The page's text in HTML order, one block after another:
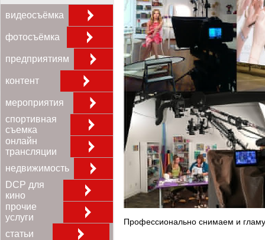
видеосъёмка
фотосъёмка
предприятиям
контент
мероприятия
спортивная
съемка
онлайн
трансляции
недвижимость
DCP для
кино
прочие
услуги
статьи
Профессионально снимаем и